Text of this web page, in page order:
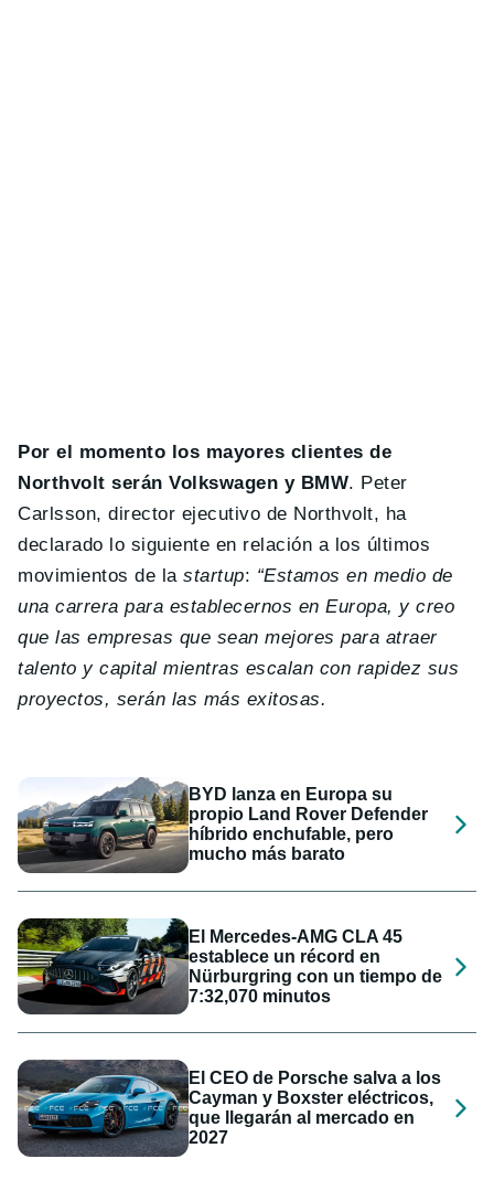
Por el momento los mayores clientes de
Northvolt serán Volkswagen y BMW. Peter
Carlsson, director ejecutivo de Northvolt, ha
declarado lo siguiente en relación a los últimos
movimientos de lastartup: “Estamos en medio de
una carrera para establecernos en Europa, y creo
que las empresas que sean mejores para atraer
talento y capital mientras escalan con rapidez sus
proyectos, serán las más exitosas.
BYD lanza en Europa su
propio Land Rover Defender
híbrido enchufable, pero
mucho más barato
El Mercedes-AMG CLA 45
establece un récord en
Nürburgring con un tiempo de
7:32,070 minutos
El CEO de Porsche salva a los
Cayman y Boxster eléctricos,
que llegarán al mercado en
2027